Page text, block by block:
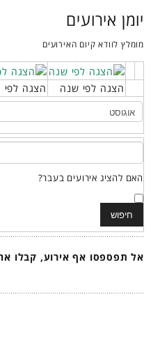
יומן אירועים
מומלץ לוודא קיום האירועים
הצגה לפי שנה הצגה לפי
האם להציג אירועים בעבר?
אל תפספסו אף אירוע, קבלו